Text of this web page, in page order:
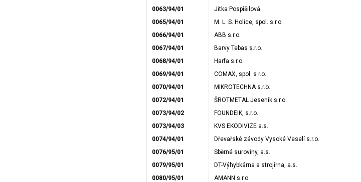
0063/94/01
Jitka Pospíšilová
0065/94/01
M. L. S. Holice, spol. s r.o.
0066/94/01
ABB s.r.o.
0067/94/01
Barvy Tebas s.r.o.
0068/94/01
Harfa s.r.o.
0069/94/01
COMAX, spol. s r.o.
0070/94/01
MIKROTECHNA s.r.o.
0072/94/01
ŠROTMETAL Jeseník s.r.o.
0073/94/02
FOUNDEIK, s.r.o.
0073/94/03
KVS EKODIVIZE a.s.
0074/94/01
Dřevařské závody Vysoké Veselí s.r.o.
0076/95/01
Sběrné suroviny, a.s.
0079/95/01
DT-Výhybkárna a strojírna, a.s.
0080/95/01
AMANN s.r.o.